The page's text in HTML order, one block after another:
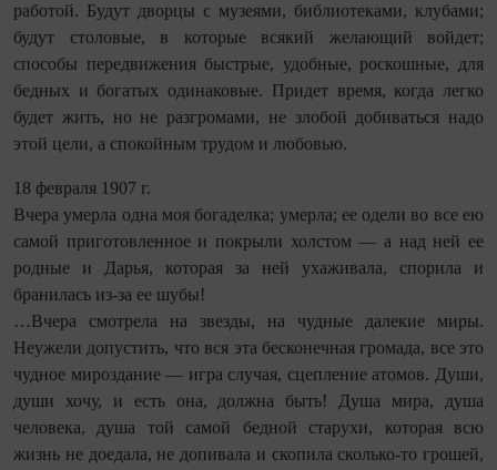
работой. Будут дворцы с музеями, библиотеками, клубами;
будут столовые, в которые всякий желающий войдет;
способы передвижения быстрые, удобные, роскошные, для
бедных и богатых одинаковые. Придет время, когда легко
будет жить, но не разгромами, не злобой добиваться надо
этой цели, а спокойным трудом и любовью.
18 февраля 1907 г.
Вчера умерла одна моя богаделка; умерла; ее одели во все ею
самой приготовленное и покрыли холстом — а над ней ее
родные и Дарья, которая за ней ухаживала, спорила и
бранилась из-за ее шубы!
…Вчера смотрела на звезды, на чудные далекие миры.
Неужели допустить, что вся эта бесконечная громада, все это
чудное мироздание — игра случая, сцепление атомов. Души,
души хочу, и есть она, должна быть! Душа мира, душа
человека, душа той самой бедной старухи, которая всю
жизнь не доедала, не допивала и скопила сколько-то грошей,